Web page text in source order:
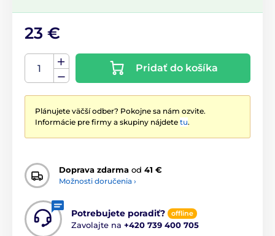
23 €
Pridať do košíka
Plánujete väčší odber? Pokojne sa nám ozvite.
Informácie pre firmy a skupiny nájdete tu.
Doprava zdarma od 41 €
Možnosti doručenia ›
Potrebujete poradiť? offline
Zavolajte na +420 739 400 705